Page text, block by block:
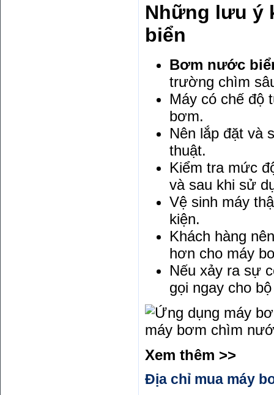
Những lưu ý
biển
Bơm nước
trường chìm
Máy có chế độ
bơm.
Nên lắp đặt và
thuật.
Kiểm tra mức
và sau khi sử
Vệ sinh máy
kiện.
Khách hàng
hơn cho máy
Nếu xảy ra sự
gọi ngay cho
máy bơm chìm
Xem thêm >>
Địa chỉ mua máy